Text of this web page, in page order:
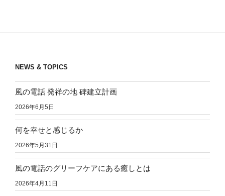
NEWS & TOPICS
風の電話 発祥の地 碑建立計画
2026年6月5日
何を幸せと感じるか
2026年5月31日
風の電話のグリーフケアにある癒しとは
2026年4月11日